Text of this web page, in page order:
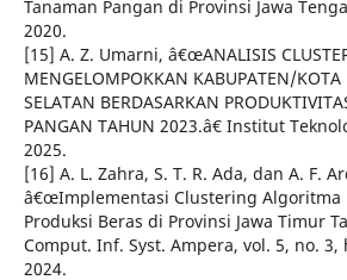
Tanaman Pangan di Provinsi Jawa
2020.
[15] A. Z. Umarni, â€œANALISIS
MENGELOMPOKKAN KABUPATEN/KOTA
SELATAN BERDASARKAN
PANGAN TAHUN 2023.â€ Institut
2025.
[16] A. L. Zahra, S. T. R. Ada, dan A. F.
â€œImplementasi Clustering Algoritma
Produksi Beras di Provinsi Jawa Timur
Comput. Inf. Syst. Ampera, vol. 5, no. 3,
2024.